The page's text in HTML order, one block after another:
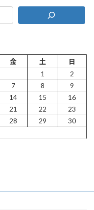
金 土
日
1
2
7 8
9
14 15
16
21 22
23
28 29
30